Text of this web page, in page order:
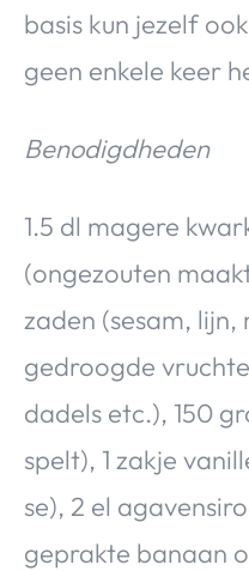
basis kun jezelf
geen enkele keer
Benodigdheden
1.5 dl magere
(ongezouten
zaden (sesam,
gedroogde
dadels etc.), 150
spelt), 1 zakje
se), 2 el
geprakte banaan